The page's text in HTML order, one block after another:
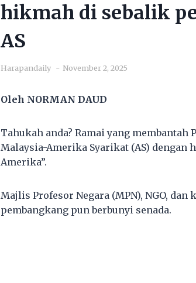
hikmah di sebalik
AS
Harapandaily November 2, 2025
Oleh NORMAN DAUD
Tahukah anda? Ramai yang membantah
Malaysia-Amerika Syarikat (AS) dengan
Amerika”.
Majlis Profesor Negara (MPN), NGO,
pembangkang pun berbunyi senada.